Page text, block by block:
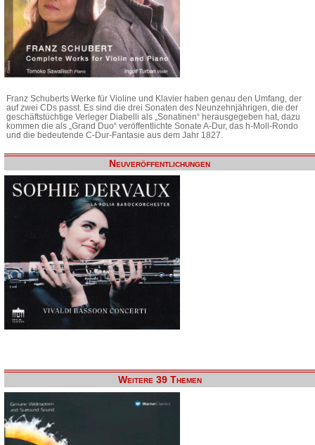
Franz Schuberts Werke für Violine und Klavier haben genau den Umfang, der
auf zwei CDs passt. Es sind die drei Sonaten des Neunzehnjährigen, die der
geschäftstüchtige Verleger Diabelli als „Sonatinen“ herausgegeben hat, dazu
kommen die als „Grand Duo“ veröffentlichte Sonate A-Dur, das h-Moll-Rondo
und die bedeutende C-Dur-Fantasie aus dem Jahr 1827.
Neuveröffentlichungen
Weitere 39 Themen